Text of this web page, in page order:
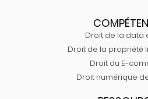
Droit de la data
Droit de la propriété
Droit du E-
Droit numérique